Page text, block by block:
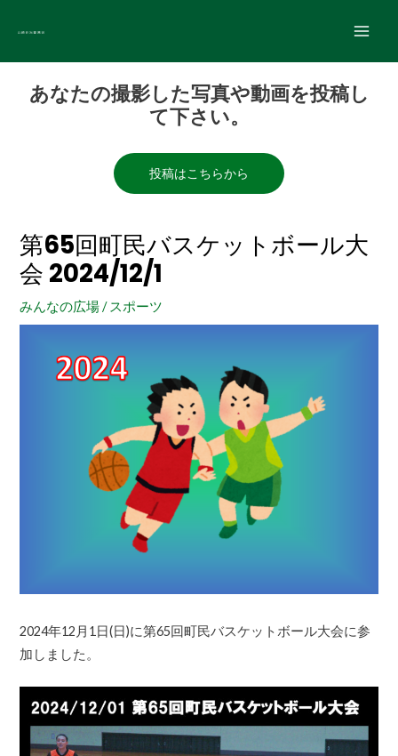
あなたの撮影した写真や動画を投稿し
て下さい。
投稿はこちらから
第65回町民バスケットボール大
会 2024/12/1
みんなの広場/ スポーツ
2024年12月1日(日)に第65回町民バスケットボール大会に参
加しました。
navigation